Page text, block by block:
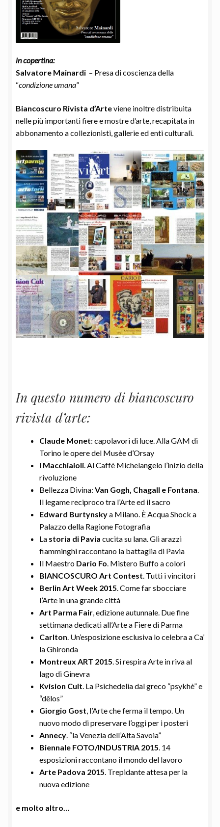
in copertina:
Salvatore Mainardi – Presa di coscienza della
“condizione umana”
Biancoscuro Rivista d’Arteviene inoltre distribuita
nelle più importanti fiere e mostre d’arte, recapitata in
abbonamento a collezionisti, gallerie ed enti culturali.
In questo numero di biancoscuro
rivista d’arte:
Claude Monet: capolavori di luce. Alla GAM di
Torino le opere del Musèe d’Orsay
I Macchiaioli. Al Caffè Michelangelo l’inizio della
rivoluzione
Bellezza Divina: Van Gogh, Chagall e Fontana.
Il legame reciproco tra l’Arte ed il sacro
Edward Burtynskya Milano. È Acqua Shock a
Palazzo della Ragione Fotografia
La storia di Pavia cucita su lana. Gli arazzi
fiamminghi raccontano la battaglia di Pavia
Il Maestro Dario Fo. Mistero Buffo a colori
BIANCOSCURO Art Contest. Tutti i vincitori
Berlin Art Week 2015. Come far sbocciare
l’Arte in una grande città
Art Parma Fair, edizione autunnale. Due fine
settimana dedicati all’Arte a Fiere di Parma
Carlton. Un’esposizione esclusiva lo celebra a Ca’
la Ghironda
Montreux ART 2015. Si respira Arte in riva al
lago di Ginevra
Kvision Cult. La Psichedelia dal greco “psykhè” e
“dêlos”
Giorgio Gost, l’Arte che ferma il tempo. Un
nuovo modo di preservare l’oggi per i posteri
Annecy. “la Venezia dell’Alta Savoia”
Biennale FOTO/INDUSTRIA 2015. 14
esposizioni raccontano il mondo del lavoro
Arte Padova 2015. Trepidante attesa per la
nuova edizione
e molto altro…